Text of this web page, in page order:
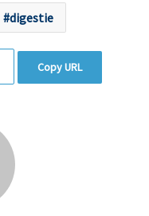
digestie
Copy URL